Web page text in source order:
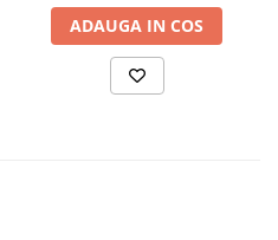
ADAUGA IN COS